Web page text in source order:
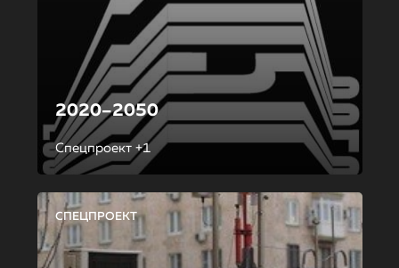
2020–2050
Спецпроект +1
СПЕЦПРОЕКТ